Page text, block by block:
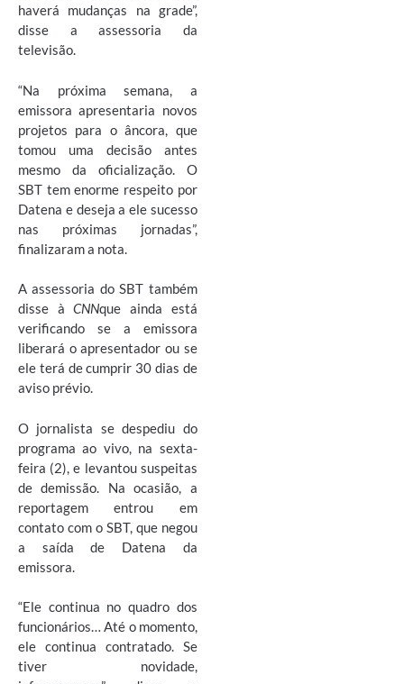
haverá mudanças na grade”,
disse a assessoria da
televisão.
“Na próxima semana, a
emissora apresentaria novos
projetos para o âncora, que
tomou uma decisão antes
mesmo da oficialização. O
SBT tem enorme respeito por
Datena e deseja a ele sucesso
nas próximas jornadas”,
finalizaram a nota.
A assessoria do SBT também
disse àCNNque ainda está
verificando se a emissora
liberará o apresentador ou se
ele terá de cumprir 30 dias de
aviso prévio.
O jornalista se despediu do
programa ao vivo, na sexta-
feira (2), e levantou suspeitas
de demissão. Na ocasião, a
reportagem entrou em
contato com o SBT, que negou
a saída de Datena da
emissora.
“Ele continua no quadro dos
funcionários… Até o momento,
ele continua contratado. Se
tiver novidade,